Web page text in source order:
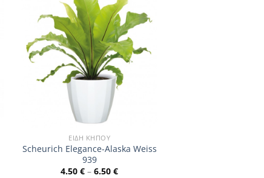
ΕΊΔΗ ΚΉΠΟΥ
Scheurich Elegance-Alaska Weiss
939
4.50€ –6.50€